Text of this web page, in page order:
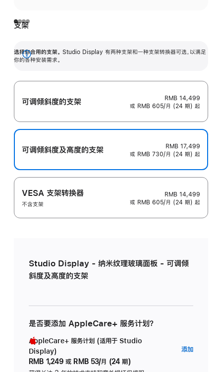
支架
选择你合用的支架。 Studio Display 有两种支架和一种支架转换器可选，以满足
你的各种安装需求。
展
可调倾斜度的支架
RMB 14,499
或 RMB 605/月 (24 期) 起
可调倾斜度及高‍度的支‍架
RMB 17,499
或 RMB 730/月 (24 期) 起
VESA 支架转换器
不含支架
RMB 14,499
或 RMB 605/月 (24 期) 起
Studio Display - 纳米纹理玻璃面板 - 可调倾
斜度及高度的支架
是否要添加 AppleCare+ 服务计划？
AppleCare+ 服务计划 (适用于 Studio
Display)
RMB 1,249 或 RMB 53/月 (24 期)
添加